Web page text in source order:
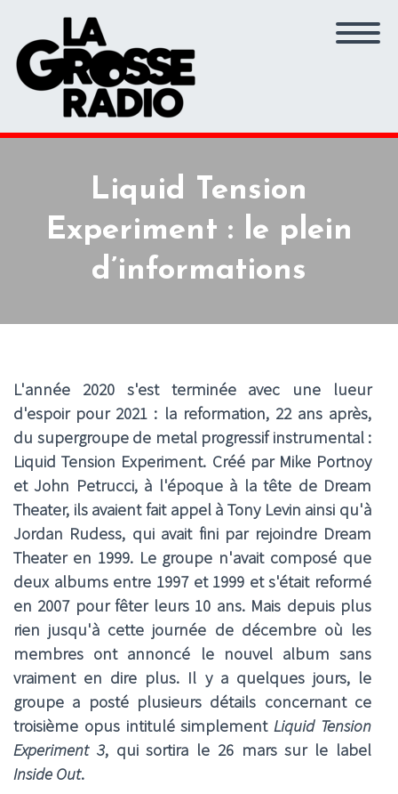
Liquid Tension
Experiment : le plein
d’informations
L'année 2020 s'est terminée avec une lueur
d'espoir pour 2021 : la reformation, 22 ans après,
du supergroupe de metal progressif instrumental :
Liquid Tension Experiment. Créé par Mike Portnoy
et John Petrucci, à l'époque à la tête de Dream
Theater, ils avaient fait appel à Tony Levin ainsi qu'à
Jordan Rudess, qui avait fini par rejoindre Dream
Theater en 1999. Le groupe n'avait composé que
deux albums entre 1997 et 1999 et s'était reformé
en 2007 pour fêter leurs 10 ans. Mais depuis plus
rien jusqu'à cette journée de décembre où les
membres ont annoncé le nouvel album sans
vraiment en dire plus. Il y a quelques jours, le
groupe a posté plusieurs détails concernant ce
troisième opus intitulé simplementLiquid Tension
Experiment 3, qui sortira le 26 mars sur le label
Inside Out.